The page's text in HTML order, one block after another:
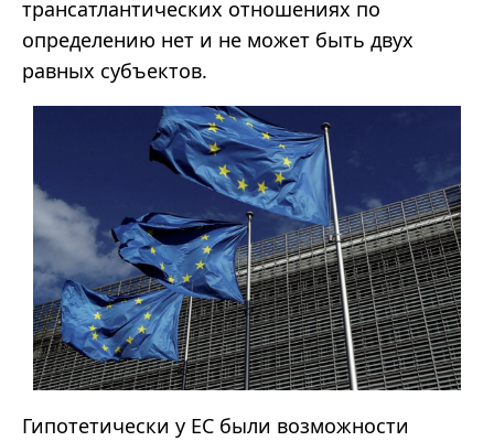
трансатлантических отношениях по
определению нет и не может быть двух
равных субъектов.
Гипотетически у ЕС были возможности